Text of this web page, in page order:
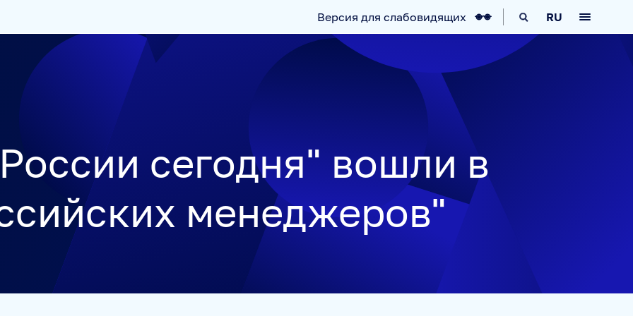
IT-ВОЗМОЖНОСТИ
СОЦИАЛЬНЫЙ НАВИГАТОР
Версия для слабовидящих RU
сегодня" вошли в
менеджеров"